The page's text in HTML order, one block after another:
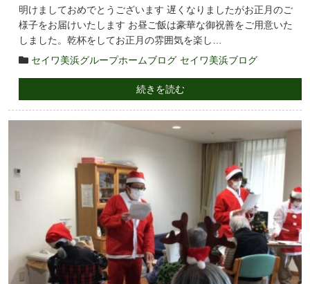
明けましておめでとうございます 遅くなりましたがお正月のご
様子をお届けいたします お昼ご飯は豪華な御祝善をご用意いた
しました。乾杯をしてお正月の雰囲気を楽し…
セイワ美浜グループホームブログ セイワ美浜ブログ
続きを読む